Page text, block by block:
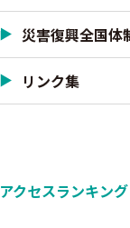
災害復興全国体
リンク集
アクセスランキング